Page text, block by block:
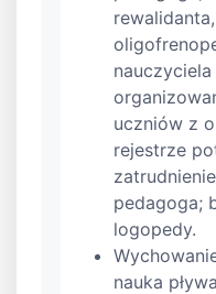
uczniów z
rejestrze
pedagoga;
logopedy.
nauka